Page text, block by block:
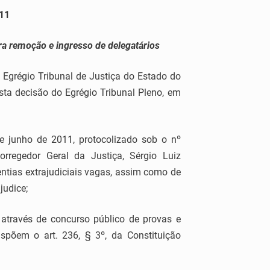
remoção e ingresso de delegatários
Egrégio Tribunal de Justiça do Estado do
decisão do Egrégio Tribunal Pleno, em
de 2011, protocolizado sob o nº
Geral da Justiça, Sérgio Luiz
extrajudiciais vagas, assim como de
de concurso público de provas e
o art. 236, § 3º, da Constituição